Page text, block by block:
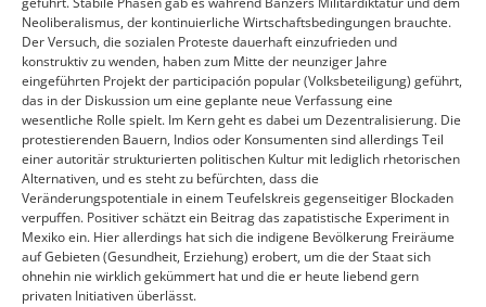
Neoliberalismus, der kontinuierliche Wirtschaftsbedingungen brauchte.
Der Versuch, die sozialen Proteste dauerhaft einzufrieden und
konstruktiv zu wenden, haben zum Mitte der neunziger Jahre
eingeführten Projekt der participación popular (Volksbeteiligung) geführt,
das in der Diskussion um eine geplante neue Verfassung eine
wesentliche Rolle spielt. Im Kern geht es dabei um Dezentralisierung. Die
protestierenden Bauern, Indios oder Konsumenten sind allerdings Teil
einer autoritär strukturierten politischen Kultur mit lediglich rhetorischen
Alternativen, und es steht zu befürchten, dass die
Veränderungspotentiale in einem Teufelskreis gegenseitiger Blockaden
verpuffen. Positiver schätzt ein Beitrag das zapatistische Experiment in
Mexiko ein. Hier allerdings hat sich die indigene Bevölkerung Freiräume
auf Gebieten (Gesundheit, Erziehung) erobert, um die der Staat sich
ohnehin nie wirklich gekümmert hat und die er heute liebend gern
privaten Initiativen überlässt.